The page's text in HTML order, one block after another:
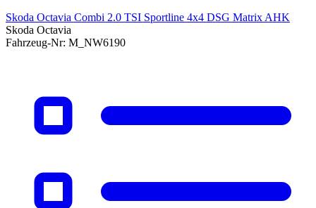
Skoda Octavia Combi 2.0 TSI Sportline 4x4 DSG Matrix AHK
Skoda Octavia
Fahrzeug-Nr: M_NW6190